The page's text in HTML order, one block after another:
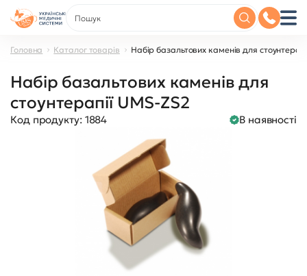
Головна Каталог товарів Набір базальтових каменів для
Набір базальтових каменів для
стоунтерапії UMS-ZS2
Код продукту: 1884 В наявності